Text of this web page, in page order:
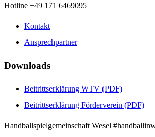
Hotline +49 171 6469095
Kontakt
Ansprechpartner
Downloads
Beitrittserklärung WTV (PDF)
Beitrittserklärung Förderverein (PDF)
Handballspielgemeinschaft Wesel